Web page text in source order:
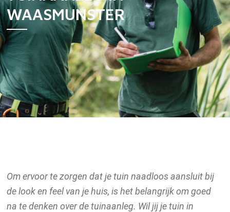
WAASMUNSTER
Om ervoor te zorgen dat je tuin naadloos aansluit bij
de look en feel van je huis, is het belangrijk om goed
na te denken over de tuinaanleg. Wil jij je tuin in
Vijver
Vijverontwerp
Vijveraanleg
Vijver­onderhoud
Vijverrenovatie
Winkel vijverweelde
Producten